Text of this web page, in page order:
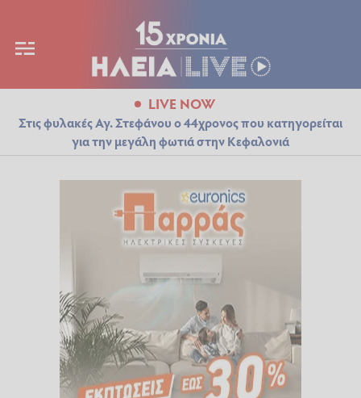
LIVE NOW
Στις φυλακές Αγ. Στεφάνου ο 44χρονος που κατηγορείται
για την μεγάλη φωτιά στην Κεφαλονιά